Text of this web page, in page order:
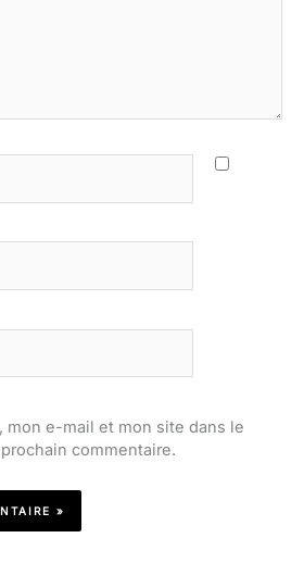
mon e-mail et mon site dans le
commentaire.